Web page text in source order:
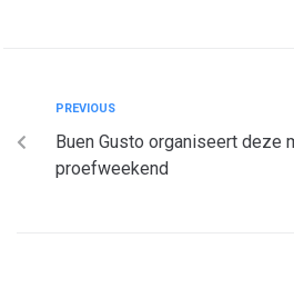
PREVIOUS
Buen Gusto organiseert deze
proefweekend